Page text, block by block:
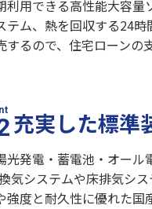
利用できる高性能大容
テム、熱を回収する24
するので、住宅ローンの
充実した標準
光発電・蓄電池・オー
気システムや床排気シ
強度と耐久性に優れた国